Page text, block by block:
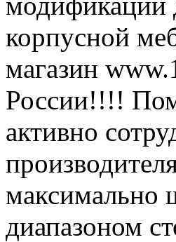
корпусной
магазин
России!!!!
активно
максимально
диапазоном